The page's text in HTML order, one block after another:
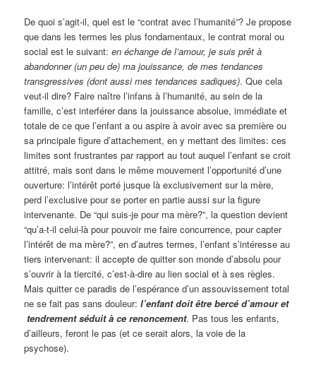
De quoi s’agit-il, quel est le “contrat avec l’humanité”? Je propose
que dans les termes les plus fondamentaux, le contrat moral ou
social est le suivant:en échange de l’amour, je suis prêt à
abandonner (un peu de) ma jouissance, de mes tendances
transgressives (dont aussi mes tendances sadiques). Que cela
veut-il dire? Faire naître l’infans à l’humanité, au sein de la
famille, c’est interférer dans la jouissance absolue, immédiate et
totale de ce que l’enfant a ou aspire à avoir avec sa première ou
sa principale figure d’attachement, en y mettant des limites: ces
limites sont frustrantes par rapport au tout auquel l’enfant se croit
attitré, mais sont dans le même mouvement l’opportunité d’une
ouverture: l’intérêt porté jusque là exclusivement sur la mère,
perd l’exclusive pour se porter en partie aussi sur la figure
intervenante. De “qui suis-je pour ma mère?”, la question devient
“qu’a-t-il celui-là pour pouvoir me faire concurrence, pour capter
l’intérêt de ma mère?”, en d’autres termes, l’enfant s’intéresse au
tiers intervenant: il accepte de quitter son monde d’absolu pour
s’ouvrir à la tiercité, c’est-à-dire au lien social et à ses règles.
Mais quitter ce paradis de l’espérance d’un assouvissement total
ne se fait pas sans douleur:l’enfant doit être bercé d’amour et
tendrement séduit à ce renoncement. Pas tous les enfants,
d’ailleurs, feront le pas (et ce serait alors, la voie de la
psychose).